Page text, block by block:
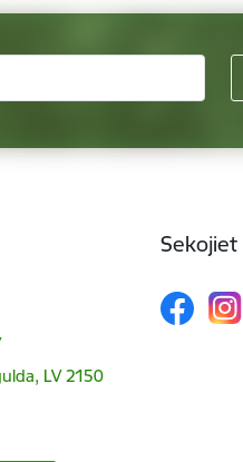
LV 2150